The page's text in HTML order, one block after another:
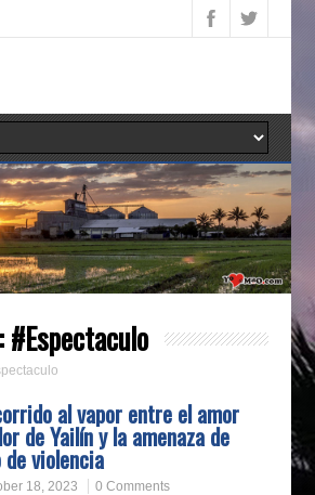
#Espectaculo
al vapor entre el amor
de Yailín y la amenaza de
violencia
18, 2023 0 Comments